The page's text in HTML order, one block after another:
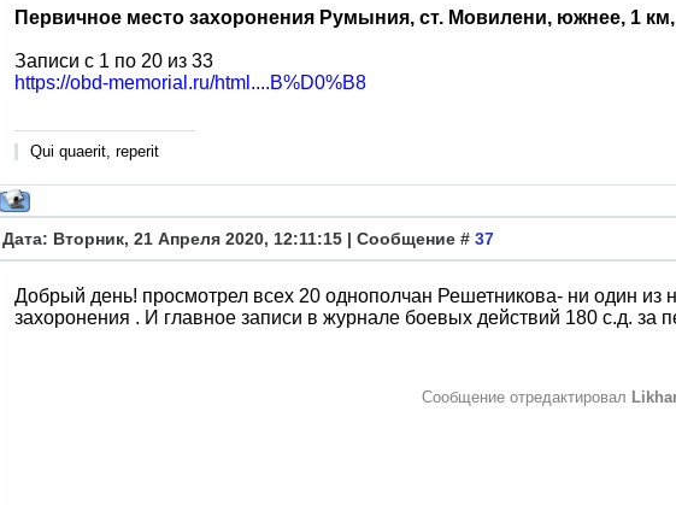
Первичное место захоронения Румыния, ст. Мовилени, южнее, 1 км,
Записи с 1 по 20 из 33
https://obd-memorial.ru/html....B%D0%B8
Qui quaerit, reperit
Дата: Вторник, 21 Апреля 2020, 12:11:15 | Сообщение # 37
Добрый день! просмотрел всех 20 однополчан Решетникова- ни один из
захоронения . И главное записи в журнале боевых действий 180 с.д. за
Сообщение отредактировал